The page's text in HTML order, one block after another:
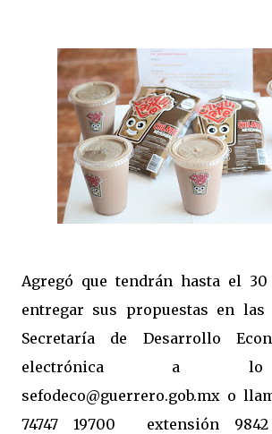
Agregó que tendrán hasta el
entregar sus propuestas en
Secretaría de Desarrollo
electrónica a lo
sefodeco@guerrero.gob.mx o
74747 19700 extensión